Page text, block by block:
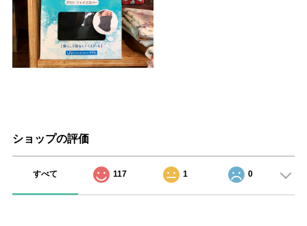
ショップの評価
すべて 117 1 0